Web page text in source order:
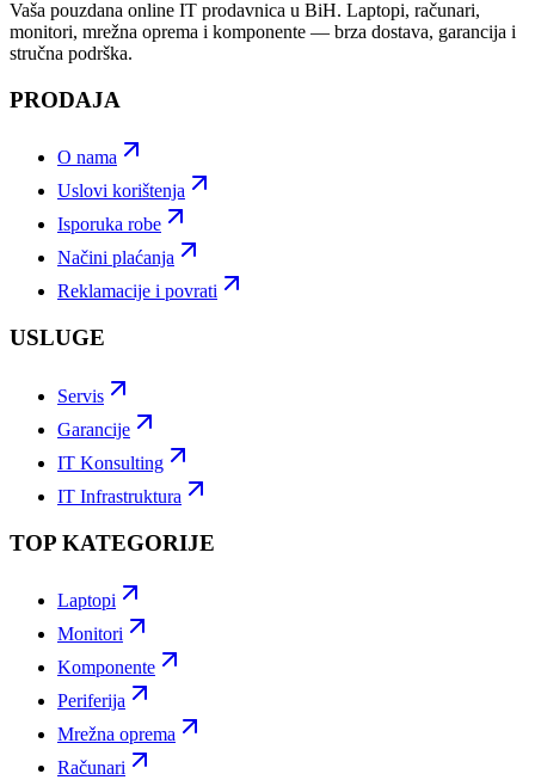
Vaša pouzdana online IT prodavnica u BiH. Laptopi, računari,
monitori, mrežna oprema i komponente — brza dostava, garancija i
stručna podrška.
PRODAJA
O nama
Uslovi korištenja
Isporuka robe
Načini plaćanja
Reklamacije i povrati
USLUGE
Servis
Garancije
IT Konsulting
IT Infrastruktura
TOP KATEGORIJE
Laptopi
Monitori
Komponente
Periferija
Mrežna oprema
Računari